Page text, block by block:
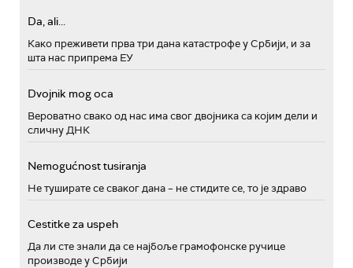
Da, ali...
Како преживети прва три дана катастрофе у Србији, и за
шта нас припрема ЕУ
Dvojnik mog oca
Вероватно свако од нас има свог двојника са којим дели и
сличну ДНК
Nemogućnost tusiranja
Не туширате се сваког дана – не стидите се, то је здраво
Cestitke za uspeh
Да ли сте знали да се најбоље грамофонске ручице
производе у Србији